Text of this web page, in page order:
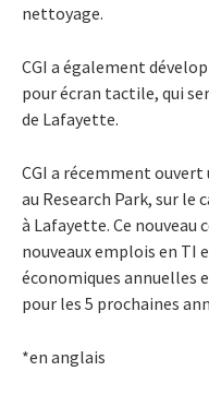
nettoyage.
CGI a également
pour écran tactile, qui
de Lafayette.
CGI a récemment
au Research Park, sur le
à Lafayette. Ce nouveau
nouveaux emplois en TI
économiques annuelles
pour les 5 prochaines
*en anglais